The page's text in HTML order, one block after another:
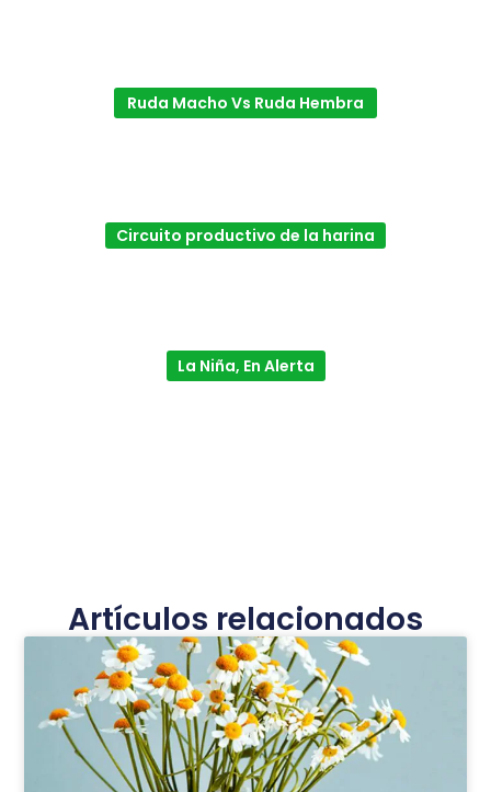
Ruda Macho Vs Ruda Hembra
Circuito productivo de la harina
La Niña, En Alerta
Artículos relacionados